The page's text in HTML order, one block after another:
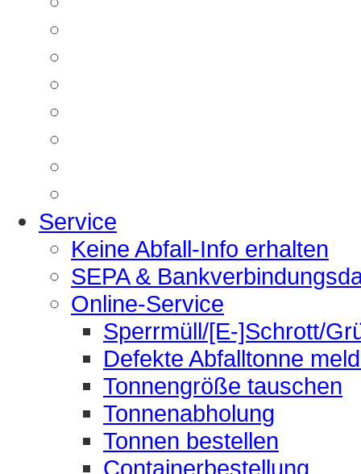
Service
Keine Abfall-Info erhalten
SEPA &
Online-Service
Sperrmüll/[E-]Schrott/
Defekte Abfalltonne
Tonnengröße tauschen
Tonnenabholung
Tonnen bestellen
Containerbestellung